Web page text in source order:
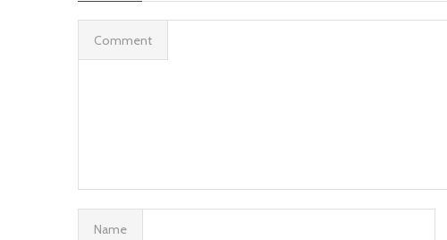
Comment
Name